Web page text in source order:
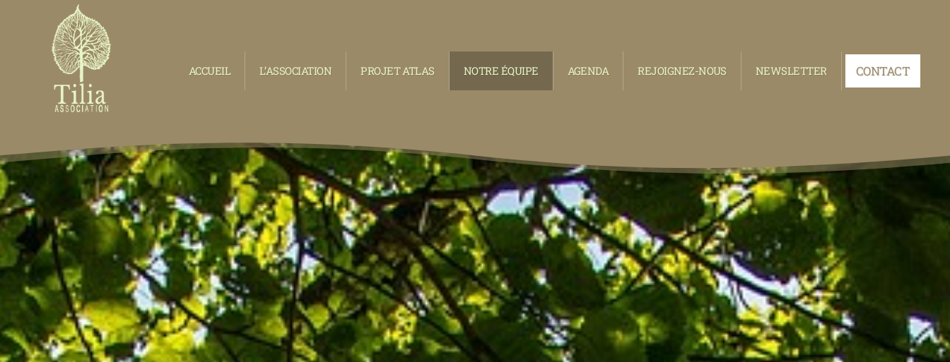
ACCUEIL L’ASSOCIATION PROJET ATLAS NOTRE ÉQUIPE AGENDA REJOIGNEZ-NOUS NEWSLETTER CONTACT